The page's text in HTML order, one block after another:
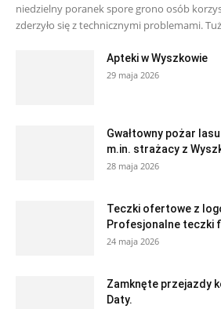
niedzielny poranek spore grono osób
zderzyło się z technicznymi problemami.
Apteki w Wyszkowie
29 maja 2026
Gwałtowny pożar
m.in. strażacy z
28 maja 2026
Teczki ofertowe z
Profesjonalne teczki
24 maja 2026
Zamknęte przejazdy
Daty.